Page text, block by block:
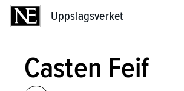
Uppslagsverket
Casten Feif